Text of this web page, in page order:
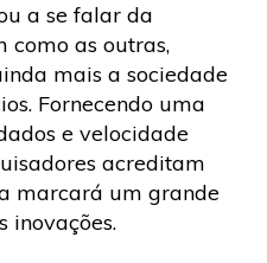
a se falar da
como as outras,
mais a sociedade
Fornecendo uma
e velocidade
acreditam
marcará um grande
inovações.